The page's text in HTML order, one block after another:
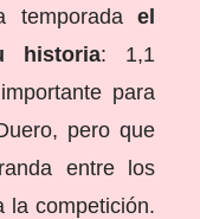
temporada el
historia: 1,1
para
pero que
entre los
la competición.